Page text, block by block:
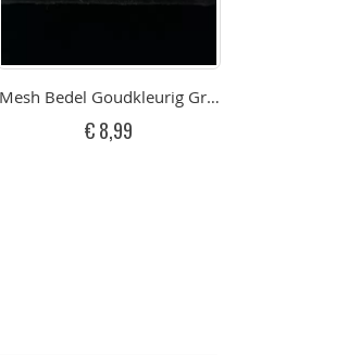
Graveren Rose (RVS)
Mesh Bedel Goudkleurig Graveerplaatje (RVS)
€ 8,99